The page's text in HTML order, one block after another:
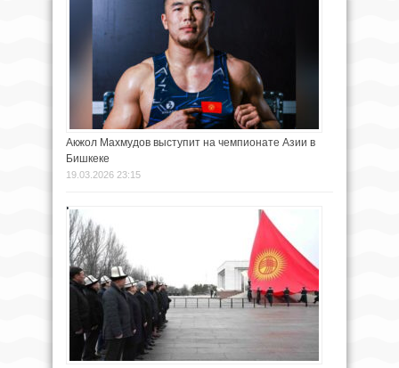
Акжол Махмудов выступит на чемпионате Азии в
Бишкеке
19.03.2026 23:15